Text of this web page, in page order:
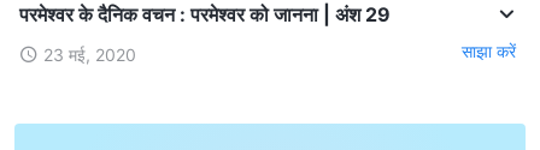
परमेश्वर के दैनिक वचन : परमेश्वर को जानना | अंश 29
23 मई, 2020 साझा करें